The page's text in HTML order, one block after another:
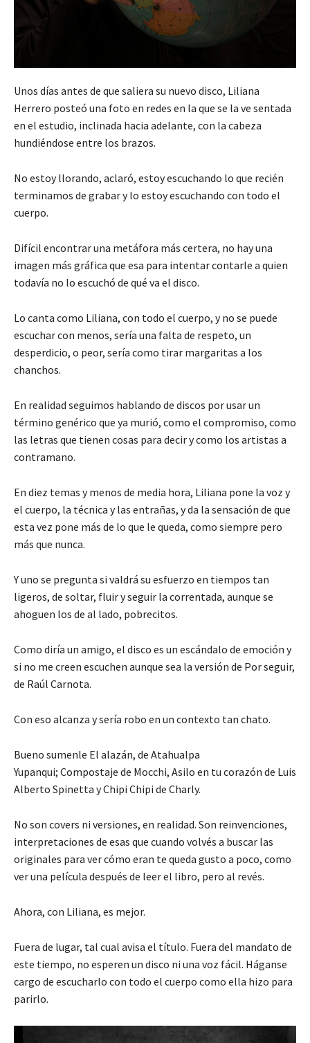
Unos días antes de que saliera su nuevo disco, Liliana
Herrero posteó una foto en redes en la que se la ve sentada
en el estudio, inclinada hacia adelante, con la cabeza
hundiéndose entre los brazos.
No estoy llorando, aclaró, estoy escuchando lo que recién
terminamos de grabar y lo estoy escuchando con todo el
cuerpo.
Difícil encontrar una metáfora más certera, no hay una
imagen más gráfica que esa para intentar contarle a quien
todavía no lo escuchó de qué va el disco.
Lo canta como Liliana, con todo el cuerpo, y no se puede
escuchar con menos, sería una falta de respeto, un
desperdicio, o peor, sería como tirar margaritas a los
chanchos.
En realidad seguimos hablando de discos por usar un
término genérico que ya murió, como el compromiso, como
las letras que tienen cosas para decir y como los artistas a
contramano.
En diez temas y menos de media hora, Liliana pone la voz y
el cuerpo, la técnica y las entrañas, y da la sensación de que
esta vez pone más de lo que le queda, como siempre pero
más que nunca.
Y uno se pregunta si valdrá su esfuerzo en tiempos tan
ligeros, de soltar, fluir y seguir la correntada, aunque se
ahoguen los de al lado, pobrecitos.
Como diría un amigo, el disco es un escándalo de emoción y
si no me creen escuchen aunque sea la versión de Por seguir,
de Raúl Carnota.
Con eso alcanza y sería robo en un contexto tan chato.
Bueno sumenle El alazán, de Atahualpa
Yupanqui; Compostaje de Mocchi, Asilo en tu corazón de Luis
Alberto Spinetta y Chipi Chipi de Charly.
No son covers ni versiones, en realidad. Son reinvenciones,
interpretaciones de esas que cuando volvés a buscar las
originales para ver cómo eran te queda gusto a poco, como
ver una película después de leer el libro, pero al revés.
Ahora, con Liliana, es mejor.
Fuera de lugar, tal cual avisa el título. Fuera del mandato de
este tiempo, no esperen un disco ni una voz fácil. Háganse
cargo de escucharlo con todo el cuerpo como ella hizo para
parirlo.